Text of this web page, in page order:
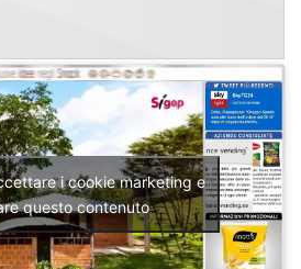
i cookie marketing e
questo contenuto